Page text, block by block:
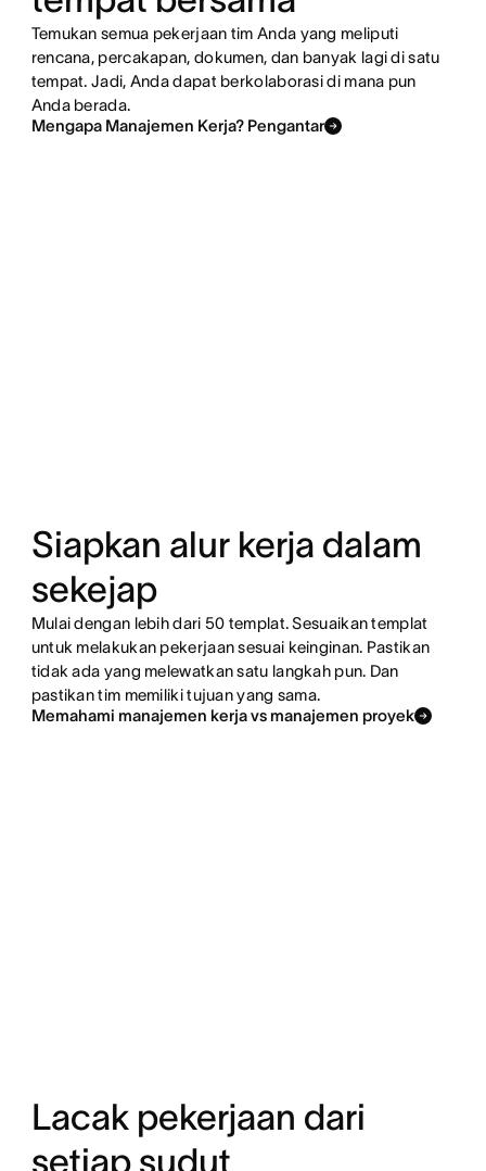
Jelajahi admin dan keamanan
Temukan semua pekerjaan tim Anda yang meliputi
rencana, percakapan, dokumen, dan banyak lagi di satu
tempat. Jadi, Anda dapat berkolaborasi di mana pun
Anda berada.
Mengapa Manajemen Kerja? Pengantar
Siapkan alur kerja dalam
sekejap
Mulai dengan lebih dari 50 templat. Sesuaikan templat
untuk melakukan pekerjaan sesuai keinginan. Pastikan
tidak ada yang melewatkan satu langkah pun. Dan
pastikan tim memiliki tujuan yang sama.
Memahami manajemen kerja vs manajemen proyek
Lacak pekerjaan dari
setiap sudut